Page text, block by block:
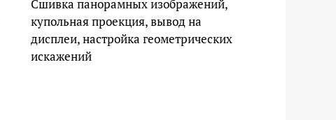
Cшивка панорамных изображений,
купольная проекция, вывод на
дисплеи, настройка геометрических
искажений